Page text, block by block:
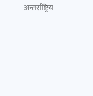
अन्तर्राष्ट्रिय